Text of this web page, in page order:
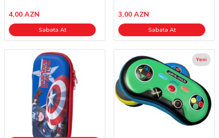
4,00 AZN
Səbətə At
3,00 AZN
Səbətə At
Yeni